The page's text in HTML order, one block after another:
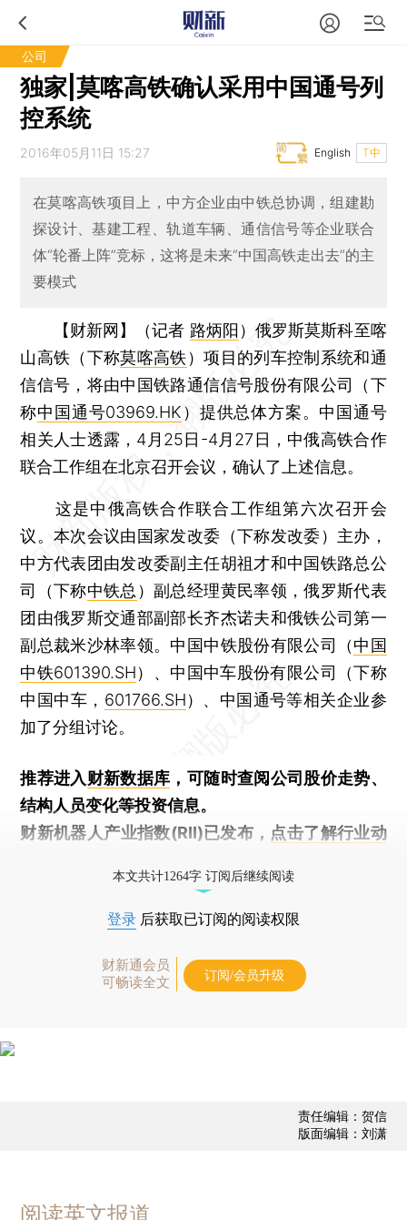
公司
独家|莫喀高铁确认采用中国通号列
控系统
2016年05月11日 15:27 T中
English
在莫喀高铁项目上，中方企业由中铁总协调，组建勘
探设计、基建工程、轨道车辆、通信信号等企业联合
体“轮番上阵”竞标，这将是未来“中国高铁走出去”的主
要模式
【财新网】（记者 路炳阳 ） 俄罗斯莫斯科至喀
山高铁（下称莫喀高铁）项目的列车控制系统和通
信信号，将由中国铁路通信信号股份有限公司（下
称中国通号03969.HK）提供总体方案。中国通号
相关人士透露，4月25日-4月27日，中俄高铁合作
联合工作组在北京召开会议，确认了上述信息。
这是中俄高铁合作联合工作组第六次召开会
议。本次会议由国家发改委（下称发改委）主办，
中方代表团由发改委副主任胡祖才和中国铁路总公
司（下称中铁总 ）副总经理黄民率领，俄罗斯代表
团由俄罗斯交通部副部长齐杰诺夫和俄铁公司第一
副总裁米沙林率领。中国中铁股份有限公司（中国
中铁601390.SH）、中国中车股份有限公司（下称
中国中车， 601766.SH）、中国通号等相关企业参
加了分组讨论。
推荐进入财新数据库 ，可随时查阅公司股价走势、
结构人员变化等投资信息。
财新机器人产业指数(RII)已发布， 点击了解行业动
本文共计1264字 订阅后继续阅读
登录 后获取已订阅的阅读权限
财新通会员
可畅读全文
订阅/会员升级
责任编辑：贺信
版面编辑：刘潇
阅读英文报道